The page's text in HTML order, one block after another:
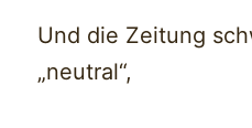
Und die Zeitung
„neutral“,